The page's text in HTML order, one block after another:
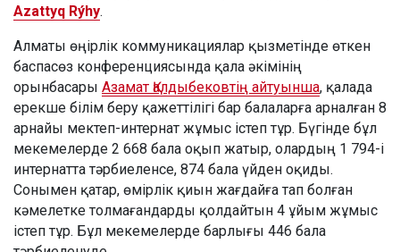
Azattyq Rýhy.
Алматы өңірлік коммуникациялар қызметінде өткен
баспасөз конференциясында қала әкімінің
орынбасары Азамат Қалдыбековтің айтуынша, қалада
ерекше білім беру қажеттілігі бар балаларға арналған 8
арнайы мектеп-интернат жұмыс істеп тұр. Бүгінде бұл
мекемелерде 2 668 бала оқып жатыр, олардың 1 794-і
интернатта тәрбиеленсе, 874 бала үйден оқиды.
Сонымен қатар, өмірлік қиын жағдайға тап болған
кәмелетке толмағандарды қолдайтын 4 ұйым жұмыс
істеп тұр. Бұл мекемелерде барлығы 446 бала